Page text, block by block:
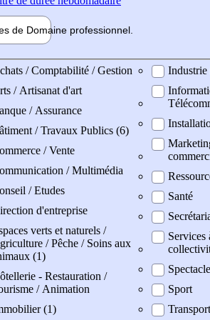
de Domaine professionnel
/ Comptabilité / Gestion
/ Artisanat d'art
/ Assurance
/ Travaux Publics (6)
/ Vente
/ Multimédia
/ Etudes
d'entreprise
verts et naturels /
/ Pêche / Soins aux
(1)
- Restauration /
/ Animation
(1)
Industrie
Santé
Services
Spectacle
Sport